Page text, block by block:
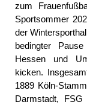
zum
Sportsommer
der
bedingter
Hessen und
kicken.
1889 Köln-
Darmstadt, FSG